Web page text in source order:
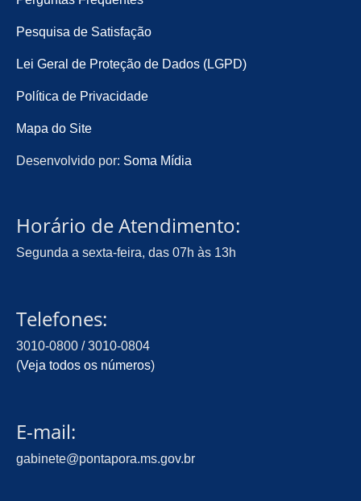
Pesquisa de Satisfação
Lei Geral de Proteção de Dados (LGPD)
Política de Privacidade
Mapa do Site
Desenvolvido por: Soma Mídia
Horário de Atendimento:
Segunda a sexta-feira, das 07h às 13h
Telefones:
3010-0800 / 3010-0804
(Veja todos os números)
E-mail:
gabinete@pontapora.ms.gov.br